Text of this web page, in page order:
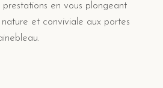
en vous plongeant
et conviviale aux portes